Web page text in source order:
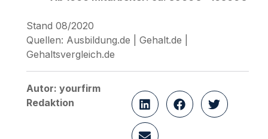
Stand 08/2020
Quellen: Ausbildung.de | Gehalt.de |
Gehaltsvergleich.de
Autor: yourfirm
Redaktion